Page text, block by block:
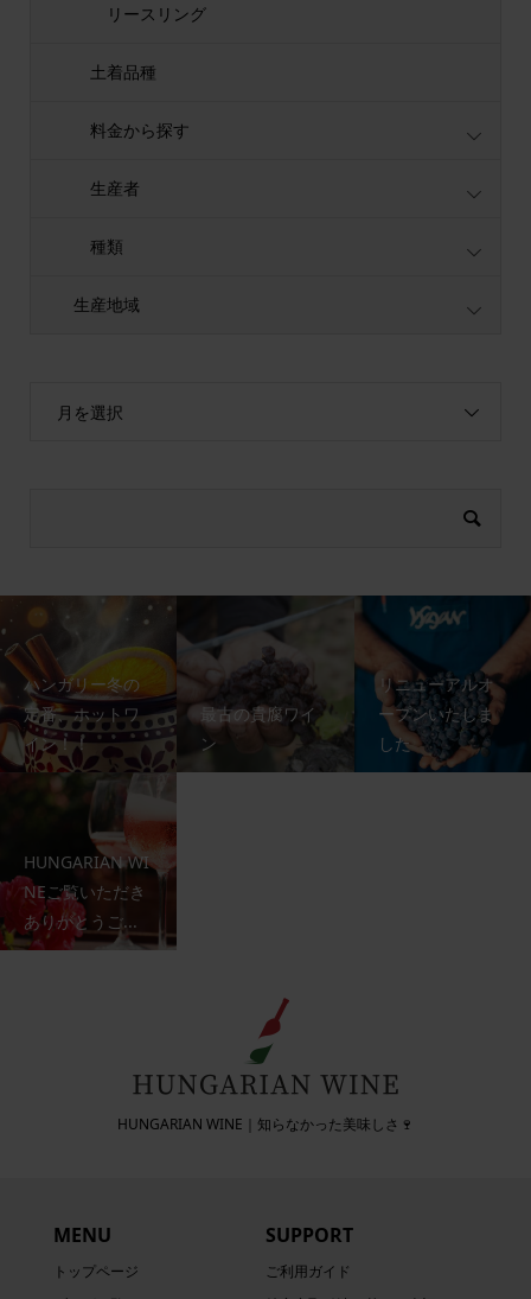
リースリング
土着品種
料金から探す
生産者
種類
生産地域
月を選択
ハンガリー冬の
定番、ホットワ
イン！！
最古の貴腐ワイ
ン
リニューアルオ
ープンいたしま
した
HUNGARIAN WI
NEご覧いただき
ありがとうご...
HUNGARIAN WINE｜知らなかった美味しさ🍷
MENU
トップページ
SUPPORT
ご利用ガイド